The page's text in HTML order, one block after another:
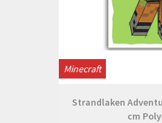
Minecraft
Strandlaken
cm